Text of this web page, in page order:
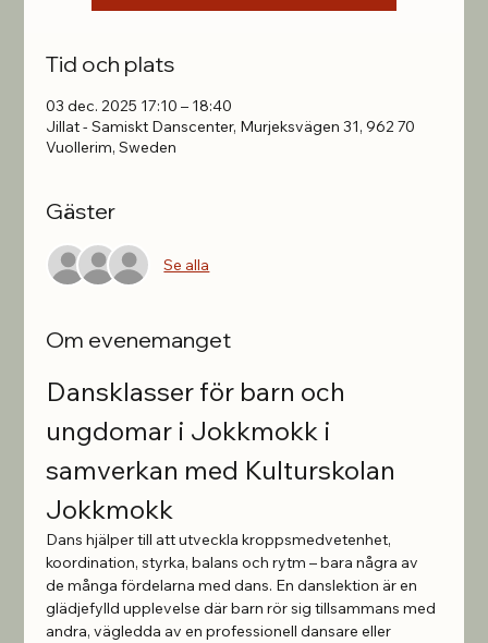
Tid och plats
03 dec. 2025 17:10 – 18:40
Jillat - Samiskt Danscenter, Murjeksvägen 31, 962 70
Vuollerim, Sweden
Gäster
Se alla
Om evenemanget
Dansklasser för barn och
ungdomar i Jokkmokk i
samverkan med Kulturskolan
Jokkmokk
Dans hjälper till att utveckla kroppsmedvetenhet,
koordination, styrka, balans och rytm – bara några av
de många fördelarna med dans. En danslektion är en
glädjefylld upplevelse där barn rör sig tillsammans med
andra, vägledda av en professionell dansare eller